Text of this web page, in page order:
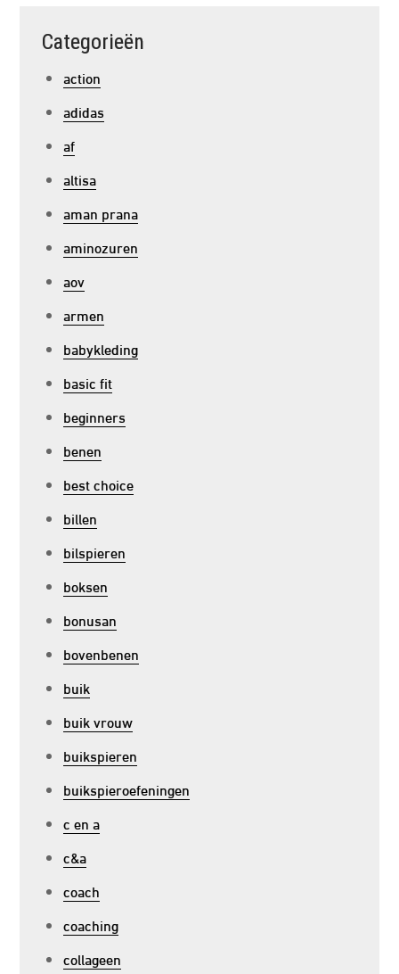
Categorieën
action
adidas
af
altisa
aman prana
aminozuren
aov
armen
babykleding
basic fit
beginners
benen
best choice
billen
bilspieren
boksen
bonusan
bovenbenen
buik
buik vrouw
buikspieren
buikspieroefeningen
c en a
c&a
coach
coaching
collageen